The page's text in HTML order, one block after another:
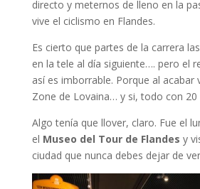
directo y meternos de lleno en la
vive el ciclismo en Flandes.
Es cierto que partes de la carrera
en la tele al día siguiente…. pero el
así es imborrable. Porque al acabar
Zone de Lovaina… y si, todo con 20
Algo tenía que llover, claro. Fue el
el Museo del Tour de Flandes y
ciudad que nunca debes dejar de